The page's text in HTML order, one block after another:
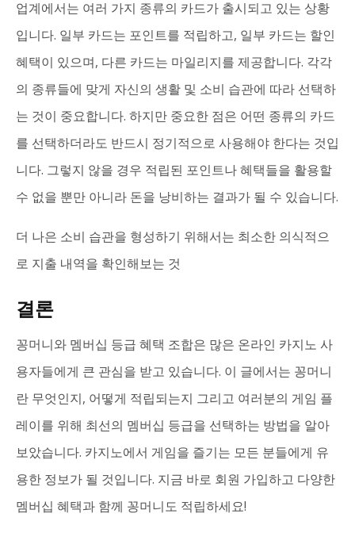
업계에서는 여러 가지 종류의 카드가 출시되고 있는 상황
입니다. 일부 카드는 포인트를 적립하고, 일부 카드는 할인
혜택이 있으며, 다른 카드는 마일리지를 제공합니다. 각각
의 종류들에 맞게 자신의 생활 및 소비 습관에 따라 선택하
는 것이 중요합니다. 하지만 중요한 점은 어떤 종류의 카드
를 선택하더라도 반드시 정기적으로 사용해야 한다는 것입
니다. 그렇지 않을 경우 적립된 포인트나 혜택들을 활용할
수 없을 뿐만 아니라 돈을 낭비하는 결과가 될 수 있습니다.
더 나은 소비 습관을 형성하기 위해서는 최소한 의식적으
로 지출 내역을 확인해보는 것
결론
꽁머니와 멤버십 등급 혜택 조합은 많은 온라인 카지노 사
용자들에게 큰 관심을 받고 있습니다. 이 글에서는 꽁머니
란 무엇인지, 어떻게 적립되는지 그리고 여러분의 게임 플
레이를 위해 최선의 멤버십 등급을 선택하는 방법을 알아
보았습니다. 카지노에서 게임을 즐기는 모든 분들에게 유
용한 정보가 될 것입니다. 지금 바로 회원 가입하고 다양한
멤버십 혜택과 함께 꽁머니도 적립하세요!